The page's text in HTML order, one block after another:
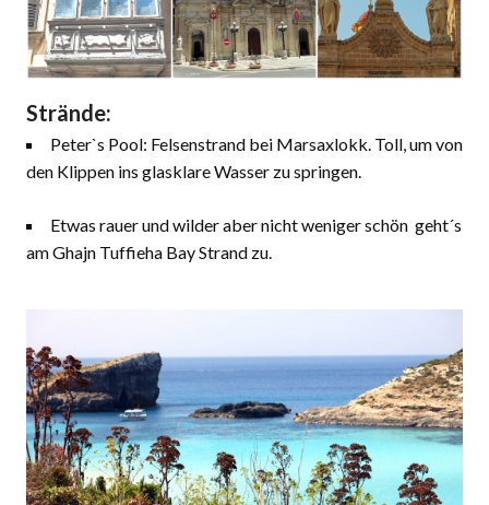
Strände:
Peter`s Pool: Felsenstrand bei Marsaxlokk. Toll, um von
den Klippen ins glasklare Wasser zu springen.
Etwas rauer und wilder aber nicht weniger schön geht´s
am Ghajn Tuffieha Bay Strand zu.